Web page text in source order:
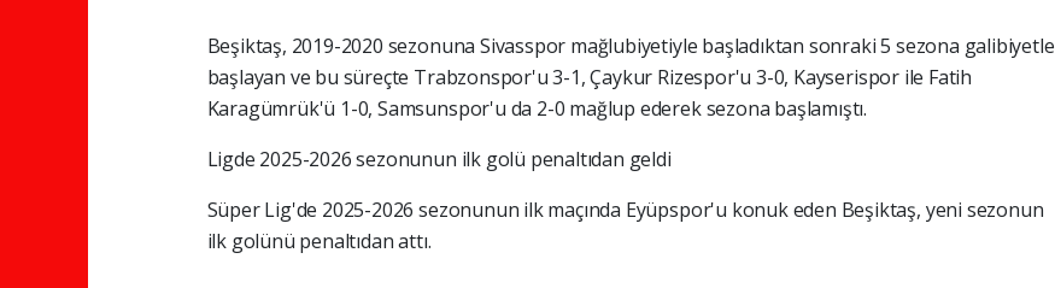
Beşiktaş, 2019-2020 sezonuna Sivasspor mağlubiyetiyle başladıktan sonraki 5 sezona galibiyetle
başlayan ve bu süreçte Trabzonspor'u 3-1, Çaykur Rizespor'u 3-0, Kayserispor ile Fatih
Karagümrük'ü 1-0, Samsunspor'u da 2-0 mağlup ederek sezona başlamıştı.
Ligde 2025-2026 sezonunun ilk golü penaltıdan geldi
Süper Lig'de 2025-2026 sezonunun ilk maçında Eyüpspor'u konuk eden Beşiktaş, yeni sezonun
ilk golünü penaltıdan attı.